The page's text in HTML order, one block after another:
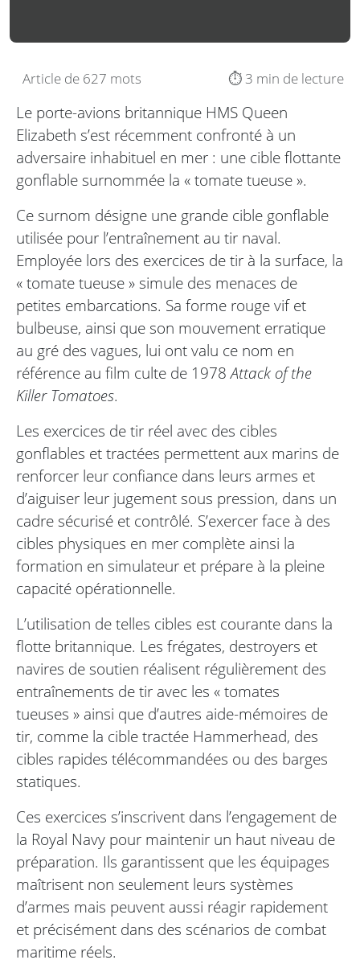
Article de 627 mots ⏱️ 3 min de lecture
Le porte-avions britannique HMS Queen
Elizabeth s’est récemment confronté à un
adversaire inhabituel en mer : une cible flottante
gonflable surnommée la « tomate tueuse ».
Ce surnom désigne une grande cible gonflable
utilisée pour l’entraînement au tir naval.
Employée lors des exercices de tir à la surface, la
« tomate tueuse » simule des menaces de
petites embarcations. Sa forme rouge vif et
bulbeuse, ainsi que son mouvement erratique
au gré des vagues, lui ont valu ce nom en
référence au film culte de 1978Attack of the
Killer Tomatoes.
Les exercices de tir réel avec des cibles
gonflables et tractées permettent aux marins de
renforcer leur confiance dans leurs armes et
d’aiguiser leur jugement sous pression, dans un
cadre sécurisé et contrôlé. S’exercer face à des
cibles physiques en mer complète ainsi la
formation en simulateur et prépare à la pleine
capacité opérationnelle.
L’utilisation de telles cibles est courante dans la
flotte britannique. Les frégates, destroyers et
navires de soutien réalisent régulièrement des
entraînements de tir avec les « tomates
tueuses » ainsi que d’autres aide-mémoires de
tir, comme la cible tractée Hammerhead, des
cibles rapides télécommandées ou des barges
statiques.
Ces exercices s’inscrivent dans l’engagement de
la Royal Navy pour maintenir un haut niveau de
préparation. Ils garantissent que les équipages
maîtrisent non seulement leurs systèmes
d’armes mais peuvent aussi réagir rapidement
et précisément dans des scénarios de combat
maritime réels.